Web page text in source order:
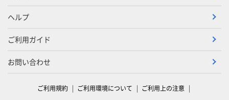
ヘルプ
ご利用ガイド
お問い合わせ
ご利用規約 ご利用環境について
ご利用上の注意